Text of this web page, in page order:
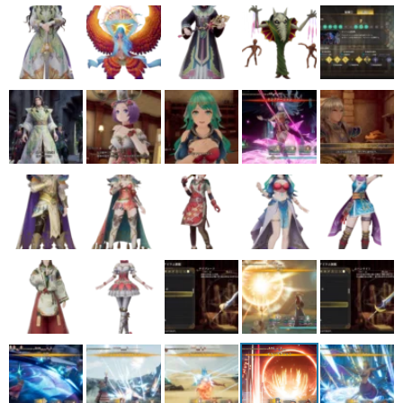
マンガ
女性向け
アプリレビュー
その他
電ファミニコゲーマーとは？
運営：株式会社マレ